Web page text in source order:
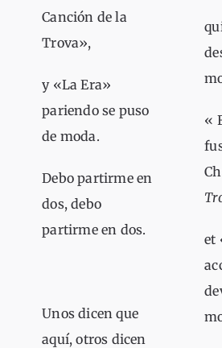
Canción de la
Trova»,
y «La Era»
pariendo se puso
de moda.
Debo partirme en
dos, debo
partirme en dos.
Unos dicen que
aquí, otros dicen
«
et